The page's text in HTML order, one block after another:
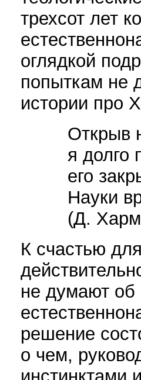
трехсот лет
оглядкой
попыткам не
истории про
Открыв
я долго
его
Науки
(Д.
К счастью
не думают об
решение
о чем,